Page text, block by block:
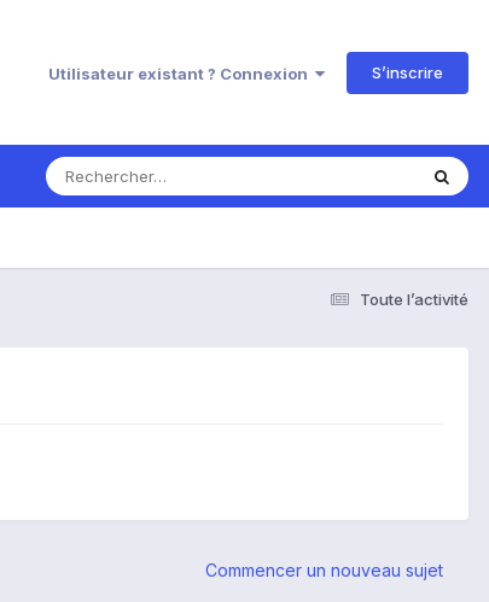
Utilisateur existant ? Connexion S’inscrire
Toute l’activité
Commencer un nouveau sujet